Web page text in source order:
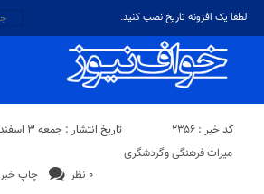
لطفا یک افزونه تاریخ نصب کنید.
کد خبر : ۲۳۵۶ تاریخ انتشار : جمعه ۳ اسفند ۱۳۹۷ - ۱۹:۲۳
چاپ خبر ۰ نظر
میراث فرهنگی وگردشگری